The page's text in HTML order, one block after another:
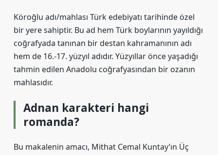
Köroğlu adı/mahlası Türk edebiyatı tarihinde özel
bir yere sahiptir. Bu ad hem Türk boylarının yayıldığı
coğrafyada tanınan bir destan kahramanının adı
hem de 16.-17. yüzyıl adıdır. Yüzyıllar önce yaşadığı
tahmin edilen Anadolu coğrafyasından bir ozanın
mahlasıdır.
Adnan karakteri hangi
romanda?
Bu makalenin amacı, Mithat Cemal Kuntay’ın Üç